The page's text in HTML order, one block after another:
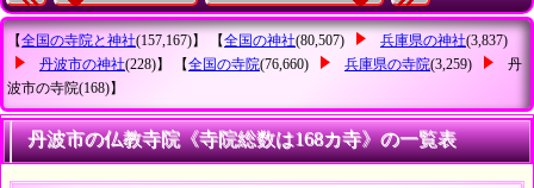
【全国の寺院と神社(157,167)】 【全国の神社(80,507) 兵庫県の神社(3,837)
丹波市の神社(228)】 【全国の寺院(76,660) 兵庫県の寺院(3,259)
丹
波市の寺院(168)】
丹波市の仏教寺院《寺院総数は168カ寺》の一覧表